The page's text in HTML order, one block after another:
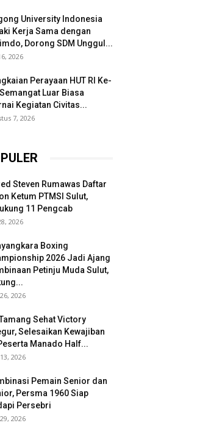
University Indonesia
Kerja Sama dengan
Dorong SDM Unggul...
2026
Perayaan HUT RI Ke-
Luar Biasa
Kegiatan Civitas...
7, 2026
Steven Rumawas Daftar
Ketum PTMSI Sulut,
11 Pengcab
2026
Boxing
2026 Jadi Ajang
Petinju Muda Sulut,
2026
Tamang Sehat Victory
Selesaikan Kewajiban
Manado Half...
2026
Pemain Senior dan
Persma 1960 Siap
Persebri
2026